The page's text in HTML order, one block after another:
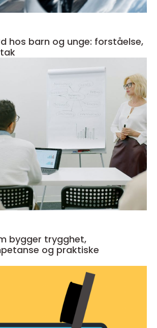
hos barn og unge: forståelse,
bygger trygghet,
og praktiske